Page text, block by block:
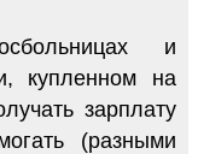
и
купленном на
зарплату
(разными